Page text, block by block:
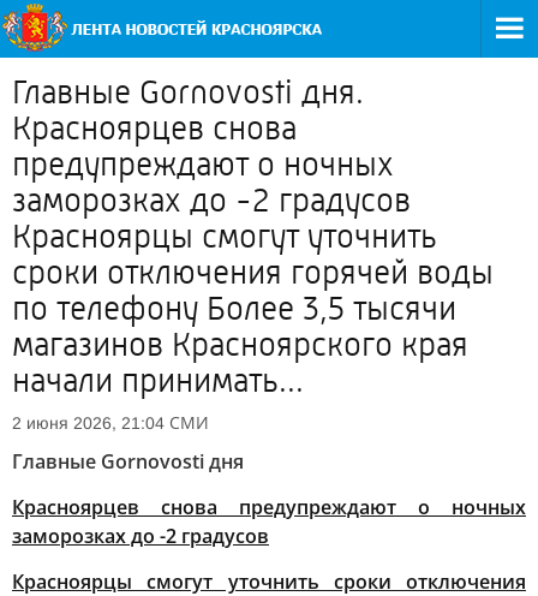
Главные Gornovosti дня.
Красноярцев снова
предупреждают о ночных
заморозках до -2 градусов
Красноярцы смогут уточнить
сроки отключения горячей воды
по телефону Более 3,5 тысячи
магазинов Красноярского края
начали принимать...
2 июня 2026, 21:04 СМИ
Главные Gornovosti дня
Красноярцев снова предупреждают о ночных
заморозках до -2 градусов
Красноярцы смогут уточнить сроки отключения